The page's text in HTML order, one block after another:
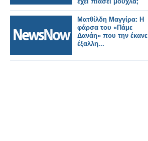
Ματθίλδη Μαγγίρα: Η
φάρσα του «Πάμε
Δανάη» που την έκανε
έξαλλη...